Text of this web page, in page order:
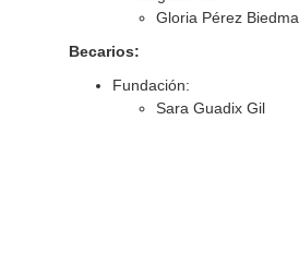
Gloria Pérez Biedma
Becarios:
Fundación:
Sara Guadix Gil